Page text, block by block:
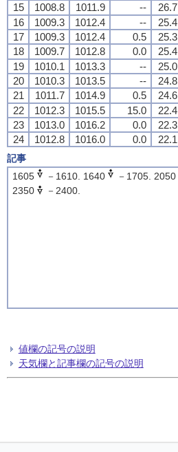
15
1008.8 1011.9 -- 26.7
16
1009.3 1012.4 -- 25.4
17
1009.3 1012.4 0.5 25.3
18
1009.7 1012.8 0.0 25.4
19
1010.1 1013.3 -- 25.0
20
1010.3 1013.5 -- 24.8
21
1011.7 1014.9 0.5 24.6
22
1012.3 1015.5 15.0 22.4
23
1013.0 1016.2 0.0 22.3
24
1012.8 1016.0 0.0 22.1
記事
1605
－1610. 1640 －1705. 2050
2350
－2400.
値欄の記号の説明
天気欄と記事欄の記号の説明